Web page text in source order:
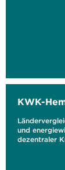
KWK-
und
dezentraler